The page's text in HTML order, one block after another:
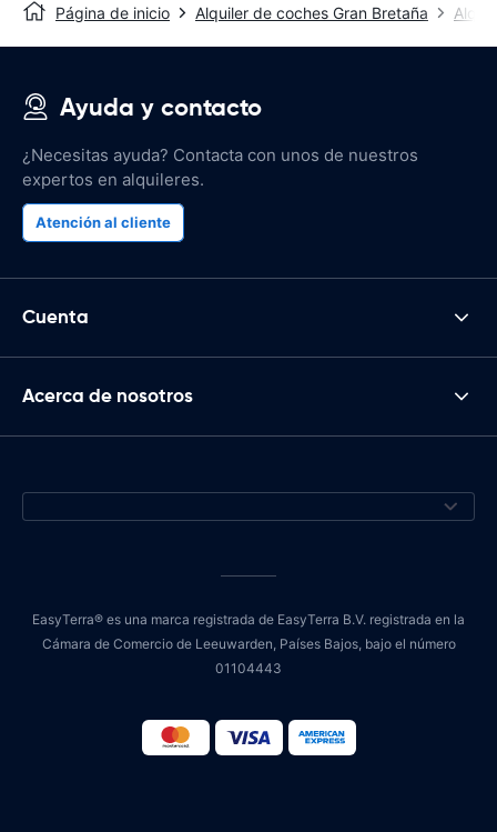
Página de inicio Alquiler de coches Gran Bretaña
Ayuda y contacto
¿Necesitas ayuda? Contacta con unos de nuestros
expertos en alquileres.
Atención al cliente
Cuenta
Acerca de nosotros
EasyTerra® es una marca registrada de EasyTerra B.V. registrada en la
Cámara de Comercio de Leeuwarden, Países Bajos, bajo el número
01104443